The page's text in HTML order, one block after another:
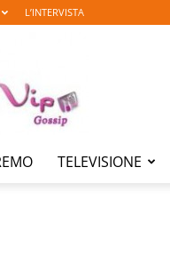
L’INTERVISTA
TELEVISIONE